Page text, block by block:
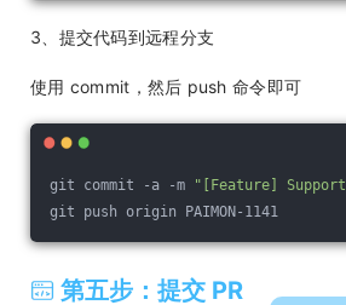
3、提交代码到远程分支
使用 commit，然后 push 命令即可
git commit -a -m
"[Feature]
git push origin PAIMON-1141
第五步：提交 PR